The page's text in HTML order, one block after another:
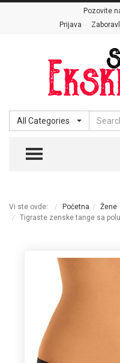
Pozovite
Prijava
All Categories
Search
TOGGLE
Vi ste ovde: Početna Žene
Tigraste zenske tange sa